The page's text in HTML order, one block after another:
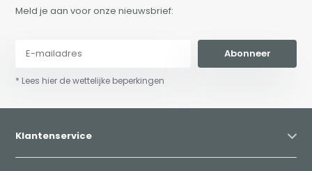
Meld je aan voor onze nieuwsbrief:
Abonneer
* Lees hier de wettelijke beperkingen
Klantenservice